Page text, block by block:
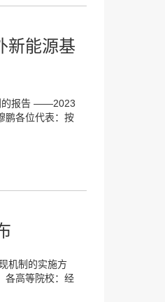
新能源基
的报告 ——2023
鹏各位代表：按
机制的实施方
各高等院校：经